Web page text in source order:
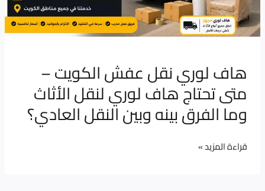
هاف لوري نقل عفش الكويت –
متى تحتاج هاف لوري لنقل الأثاث
وما الفرق بينه وبين النقل العادي؟
هاف
لوري
الأثاث
وما
الفرق
بينه
النقل
قراءة المزيد »